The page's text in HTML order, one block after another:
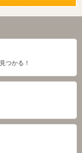
つかる！